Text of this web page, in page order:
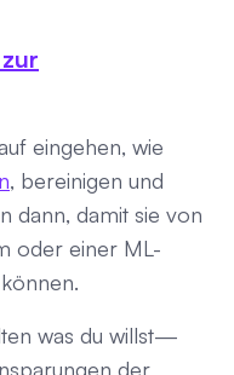
eingehen, wie
, bereinigen und
dann, damit sie von
oder einer ML-
was du willst—
der